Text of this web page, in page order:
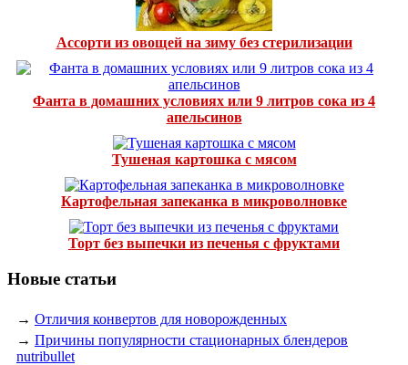
Ассорти из овощей на зиму без стерилизации
Фанта в домашних условиях или 9 литров сока из 4
апельсинов
Тушеная картошка с мясом
Картофельная запеканка в микроволновке
Торт без выпечки из печенья с фруктами
Новые статьи
→ Отличия конвертов для новорожденных
→ Причины популярности стационарных блендеров
nutribullet